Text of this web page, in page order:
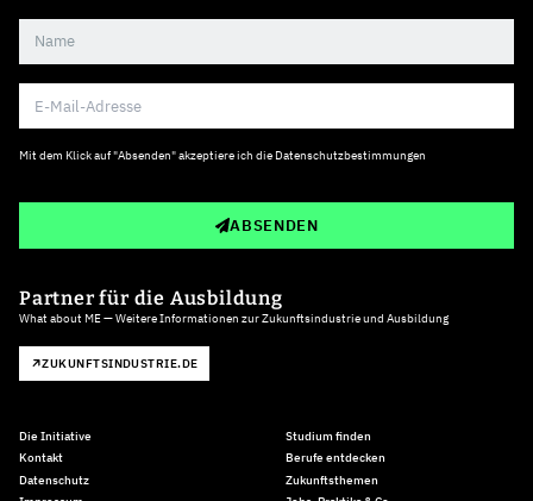
Mit dem Klick auf "Absenden" akzeptiere ich die Datenschutzbestimmungen
ABSENDEN
Partner für die Ausbildung
What about ME — Weitere Informationen zur Zukunftsindustrie und Ausbildung
ZUKUNFTSINDUSTRIE.DE
Die Initiative
Kontakt
Datenschutz
Studium finden
Berufe entdecken
Zukunftsthemen